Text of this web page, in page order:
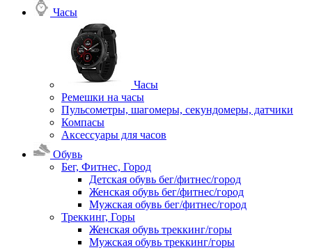
Часы
Часы
Ремешки на часы
Пульсометры, шагомеры, секундомеры, датчики
Компасы
Аксессуары для часов
Обувь
Бег, Фитнес, Город
Детская обувь бег/фитнес/город
Женская обувь бег/фитнес/город
Мужская обувь бег/фитнес/город
Треккинг, Горы
Женская обувь треккинг/горы
Мужская обувь треккинг/горы